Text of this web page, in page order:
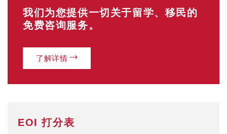
我们为您提供一切关于留学、移民的
免费咨询服务。
了解详情
EOI 打分表